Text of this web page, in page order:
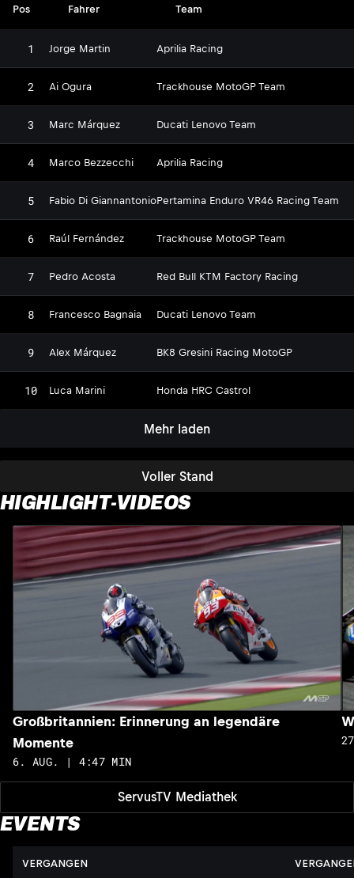
Voller Stand
Pos Fahrer Team
1 Jorge Martin Aprilia Racing
2 Ai Ogura Trackhouse MotoGP Team
3 Marc Márquez Ducati Lenovo Team
4 Marco Bezzecchi Aprilia Racing
5 Fabio Di GiannantonioPertamina Enduro VR46 Racing Team
6 Raúl Fernández Trackhouse MotoGP Team
7 Pedro Acosta Red Bull KTM Factory Racing
8 Francesco Bagnaia Ducati Lenovo Team
9 Alex Márquez BK8 Gresini Racing MotoGP
10 Luca Marini Honda HRC Castrol
Mehr laden
HIGHLIGHT-VIDEOS
ServusTV Mediathek
Großbritannien: Erinnerung an legendäre
Momente
6. AUG. | 4:47 MIN
EVENTS
VERGANGEN